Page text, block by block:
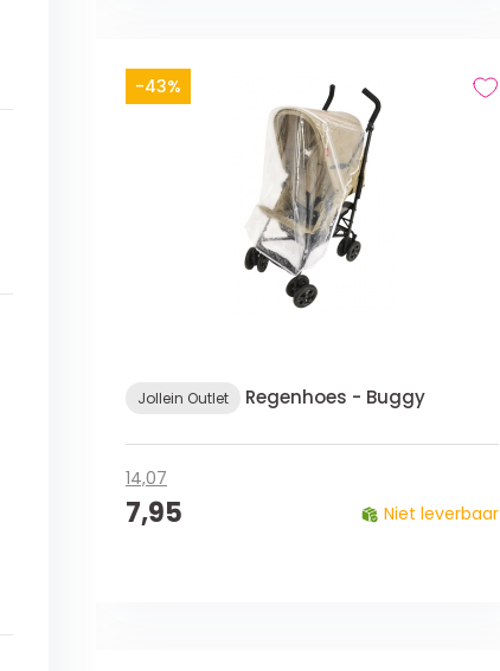
-43%
Jollein Outlet Regenhoes - Buggy
14,07
7,95 Niet leverbaar